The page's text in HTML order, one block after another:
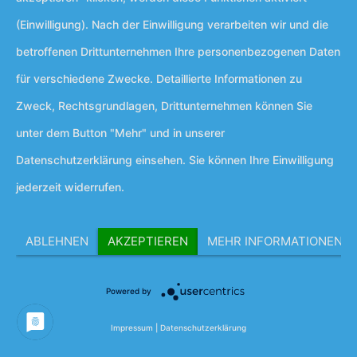
Verwaltungsfachkraft
(Einwilligung). Nach der Einwilligung verarbeiten wir und die
betroffenen Drittunternehmen Ihre personenbezogenen Daten
für verschiedene Zwecke. Detaillierte Informationen zu
Zweck, Rechtsgrundlagen, Drittunternehmen können Sie
unter dem Button "Mehr" und in unserer
Datenschutzerklärung einsehen. Sie können Ihre Einwilligung
jederzeit widerrufen.
ABLEHNEN AKZEPTIEREN MEHR INFORMATIONEN
Powered by
Impressum Datenschutzerklärung